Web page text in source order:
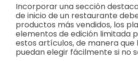
Incorporar una sección
de inicio de un restaurante
productos más vendidos, los
elementos de edición limitada
estos artículos, de manera que
puedan elegir fácilmente si no